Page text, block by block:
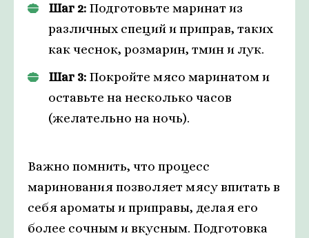
Шаг 2: Подготовьте маринат из
различных специй и приправ, таких
как чеснок, розмарин, тмин и лук.
Шаг 3: Покройте мясо маринатом и
оставьте на несколько часов
(желательно на ночь).
Важно помнить, что процесс
маринования позволяет мясу впитать в
себя ароматы и приправы, делая его
более сочным и вкусным. Подготовка